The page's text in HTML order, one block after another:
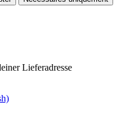
Lieferadresse